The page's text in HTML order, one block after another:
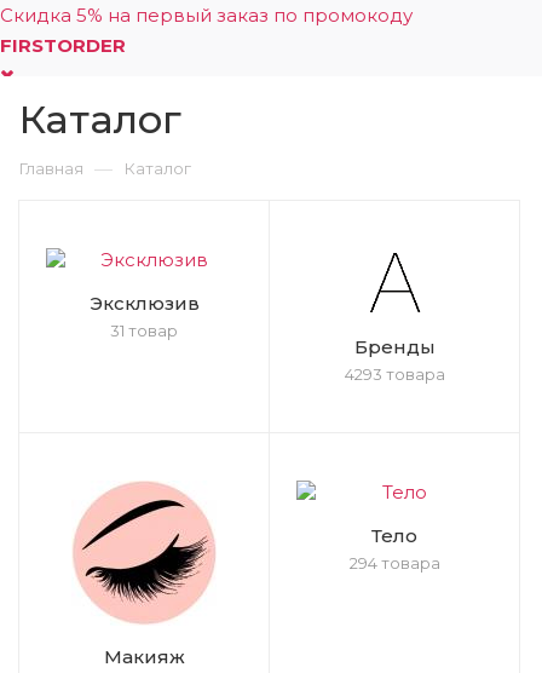
Скидка 5% на первый заказ по промокоду
FIRSTORDER
Каталог
Главная — Каталог
Эксклюзив
31 товар
Бренды
4293 товара
Макияж
Тело
294 товара